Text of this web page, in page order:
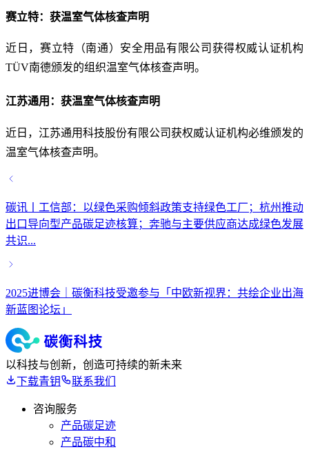
赛立特：获温室气体核查声明
近日，赛立特（南通）安全用品有限公司获得权威认证机构
TÜV南德颁发的组织温室气体核查声明。
江苏通用：获温室气体核查声明
近日，江苏通用科技股份有限公司获权威认证机构必维颁发的
温室气体核查声明。
碳讯丨工信部：以绿色采购倾斜政策支持绿色工厂；杭州推动
出口导向型产品碳足迹核算；奔驰与主要供应商达成绿色发展
共识...
2025进博会｜碳衡科技受邀参与「中欧新视界：共绘企业出海
新蓝图论坛」
以科技与创新，创造可持续的新未来
下载青钥
联系我们
咨询服务
产品碳足迹
产品碳中和